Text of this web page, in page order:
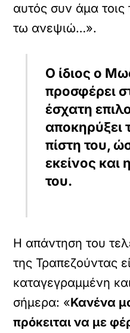
αυτός συν άμα τοις
τω ανεψιώ…».
Ο ίδιος ο
προσφέρει
έσχατη
αποκηρύξει
πίστη του,
εκείνος και
του.
Η απάντηση του
της Τραπεζούντας
καταγεγραμμένη
σήμερα: «Κανένα
πρόκειται να με